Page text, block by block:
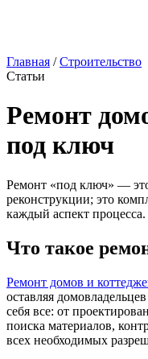
Главная /Строительство
Статьи
Ремонт
под ключ
Ремонт «под ключ» —
реконструкции; это
каждый аспект процесса.
Что такое
Ремонт домов и
оставляя
себя все: от
поиска материалов,
всех необходимых